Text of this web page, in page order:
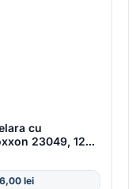
cu
23049, 12
lei